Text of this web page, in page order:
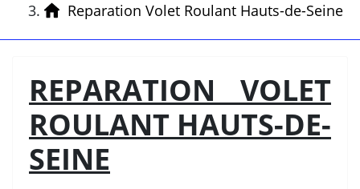
Reparation Volet Roulant Hauts-de-Seine
REPARATION VOLET
ROULANT HAUTS-DE-
SEINE